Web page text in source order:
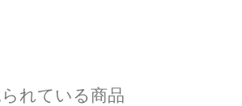
れている商品